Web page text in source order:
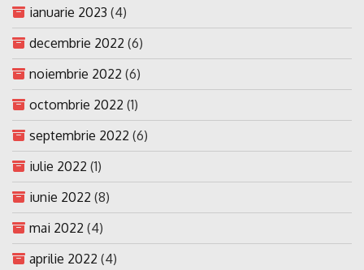
ianuarie 2023 (4)
decembrie 2022 (6)
noiembrie 2022 (6)
octombrie 2022 (1)
septembrie 2022 (6)
iulie 2022 (1)
iunie 2022 (8)
mai 2022 (4)
aprilie 2022 (4)